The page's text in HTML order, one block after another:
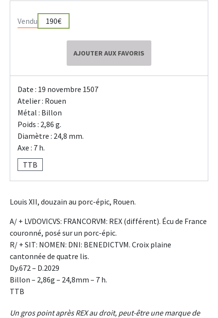
Vendu 190€
AJOUTER AUX FAVORIS
Date : 19 novembre 1507
Atelier : Rouen
Métal : Billon
Poids : 2,86 g.
Diamètre : 24,8 mm.
Axe : 7 h.
TTB
Louis XII, douzain au porc-épic, Rouen.
A/ + LVDOVICVS: FRANCORVM: REX (différent). Écu de France
couronné, posé sur un porc-épic.
R/ + SIT: NOMEN: DNI: BENEDICTVM. Croix plaine
cantonnée de quatre lis.
Dy.672 – D.2029
Billon – 2,86g – 24,8mm – 7 h.
TTB
Un gros point après REX au droit, peut-être une marque de